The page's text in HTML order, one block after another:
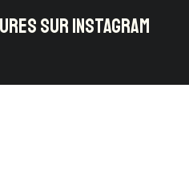
SUR INSTAGRAM